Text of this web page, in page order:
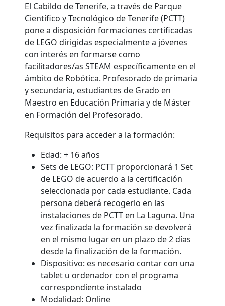
El Cabildo de Tenerife, a través de Parque
Científico y Tecnológico de Tenerife (PCTT)
pone a disposición formaciones certificadas
de LEGO dirigidas especialmente a jóvenes
con interés en formarse como
facilitadores/as STEAM específicamente en el
ámbito de Robótica. Profesorado de primaria
y secundaria, estudiantes de Grado en
Maestro en Educación Primaria y de Máster
en Formación del Profesorado.
Requisitos para acceder a la formación:
Edad: + 16 años
Sets de LEGO: PCTT proporcionará 1 Set
de LEGO de acuerdo a la certificación
seleccionada por cada estudiante. Cada
persona deberá recogerlo en las
instalaciones de PCTT en La Laguna. Una
vez finalizada la formación se devolverá
en el mismo lugar en un plazo de 2 días
desde la finalización de la formación.
Dispositivo: es necesario contar con una
tablet u ordenador con el programa
correspondiente instalado
Modalidad: Online